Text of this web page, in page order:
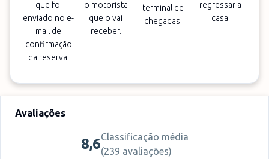
que foi
enviado no e-
mail de
confirmação
da reserva.
o motorista
que o vai
receber.
terminal de
chegadas.
regressar a
casa.
Avaliações
8,6Classificação média
(239 avaliações)